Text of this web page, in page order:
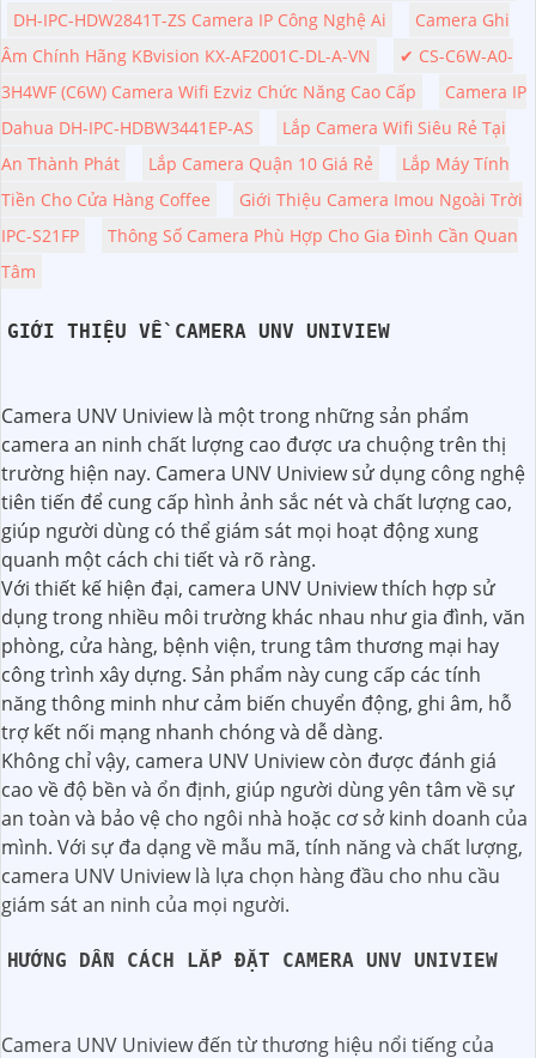
DH-IPC-HDW2841T-ZS Camera IP Công Nghệ Ai
Camera Ghi
Âm Chính Hãng KBvision KX-AF2001C-DL-A-VN
✔ CS-C6W-A0-
3H4WF (C6W) Camera Wifi Ezviz Chức Năng Cao Cấp
Camera IP
Dahua DH-IPC-HDBW3441EP-AS
Lắp Camera Wifi Siêu Rẻ Tại
An Thành Phát
Lắp Camera Quận 10 Giá Rẻ
Lắp Máy Tính
Tiền Cho Cửa Hàng Coffee
Giới Thiệu Camera Imou Ngoài Trời
IPC-S21FP
Thông Số Camera Phù Hợp Cho Gia Đình Cần Quan
Tâm
GIỚI THIỆU VỀ CAMERA UNV UNIVIEW
Camera UNV Uniview là một trong những sản phẩm
camera an ninh chất lượng cao được ưa chuộng trên thị
trường hiện nay. Camera UNV Uniview sử dụng công nghệ
tiên tiến để cung cấp hình ảnh sắc nét và chất lượng cao,
giúp người dùng có thể giám sát mọi hoạt động xung
quanh một cách chi tiết và rõ ràng.
Với thiết kế hiện đại, camera UNV Uniview thích hợp sử
dụng trong nhiều môi trường khác nhau như gia đình, văn
phòng, cửa hàng, bệnh viện, trung tâm thương mại hay
công trình xây dựng. Sản phẩm này cung cấp các tính
năng thông minh như cảm biến chuyển động, ghi âm, hỗ
trợ kết nối mạng nhanh chóng và dễ dàng.
Không chỉ vậy, camera UNV Uniview còn được đánh giá
cao về độ bền và ổn định, giúp người dùng yên tâm về sự
an toàn và bảo vệ cho ngôi nhà hoặc cơ sở kinh doanh của
mình. Với sự đa dạng về mẫu mã, tính năng và chất lượng,
camera UNV Uniview là lựa chọn hàng đầu cho nhu cầu
giám sát an ninh của mọi người.
HƯỚNG DẪN CÁCH LẮP ĐẶT CAMERA UNV UNIVIEW
Camera UNV Uniview đến từ thương hiệu nổi tiếng của